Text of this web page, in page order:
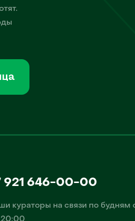
921 646-00-00
кураторы на связи по будням